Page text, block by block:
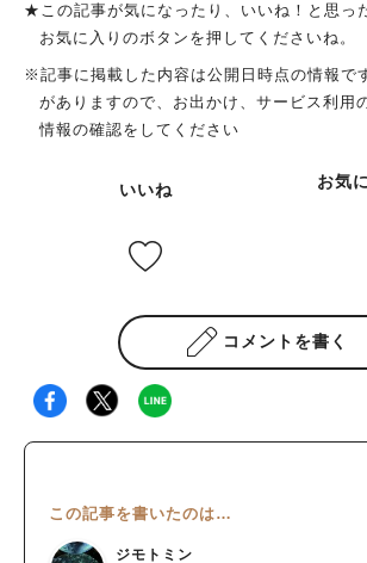
★この記事が気になったり、いいね！と思っ
お気に入りのボタンを押してくださいね。
※記事に掲載した内容は公開日時点の情報で
がありますので、お出かけ、サービス利用
情報の確認をしてください
いいね お気
コメントを書く
この記事を書いたのは…
ジモトミン